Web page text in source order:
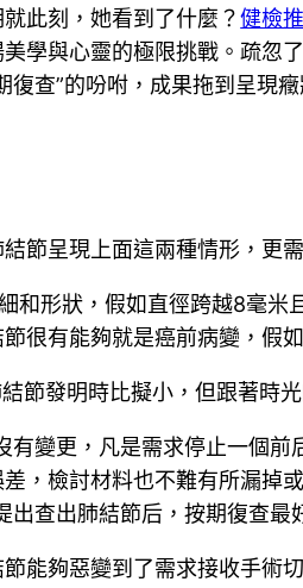
此刻，她看到了什麼？健檢
學與心靈的極限挑戰。疏忽
復查”的吩咐，成果拖到呈現
結節呈現上面這兩種情形，
和形狀，假如直徑跨越8毫米
很有能夠就是癌前病變，假
節發明時比擬小，但跟著時
有變更，凡是需求停止一個前
，檢討材料也不難有所漏掉
出查出肺結節后，按期復查最
能夠惡變到了需求接收手術